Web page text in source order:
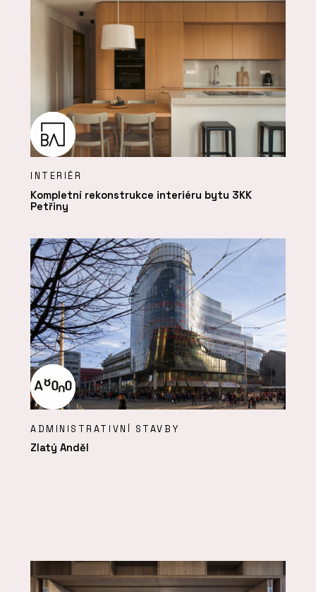
INTERIÉR
Kompletní rekonstrukce interiéru bytu 3KK
Petřiny
ADMINISTRATIVNÍ STAVBY
Zlatý Anděl